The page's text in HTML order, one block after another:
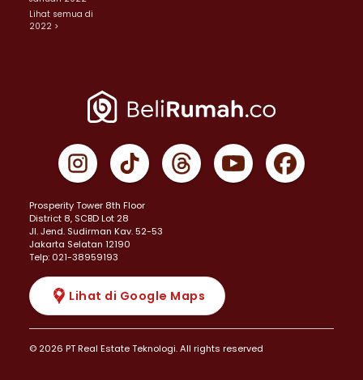
Lihat semua di
2022 >
Prosperity Tower 8th Floor
District 8, SCBD Lot 28
JI. Jend. Sudirman Kav. 52-53
Jakarta Selatan 12190
Telp: 021-38959193
Lihat di Google Maps
© 2026 PT Real Estate Teknologi. All rights reserved